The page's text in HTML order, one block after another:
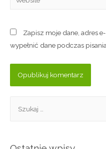
Zapisz moje dane, adres
wypełnić dane podczas